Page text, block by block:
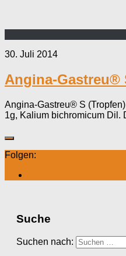
30. Juli 2014
Angina-Gastreu®
Angina-Gastreu® S
1g, Kalium bichromicum Dil.
Folgen:
Suche
Suchen nach: